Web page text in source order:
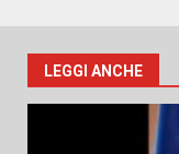
LEGGI ANCHE